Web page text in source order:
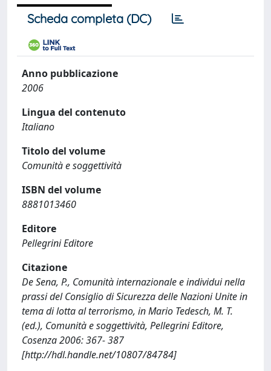
Scheda completa (DC)
Anno pubblicazione
2006
Lingua del contenuto
Italiano
Titolo del volume
Comunità e soggettività
ISBN del volume
8881013460
Editore
Pellegrini Editore
Citazione
De Sena, P., Comunità internazionale e individui nella
prassi del Consiglio di Sicurezza delle Nazioni Unite in
tema di lotta al terrorismo, in Mario Tedesch, M. T.
(ed.), Comunità e soggettività, Pellegrini Editore,
Cosenza 2006: 367- 387
[http://hdl.handle.net/10807/84784]